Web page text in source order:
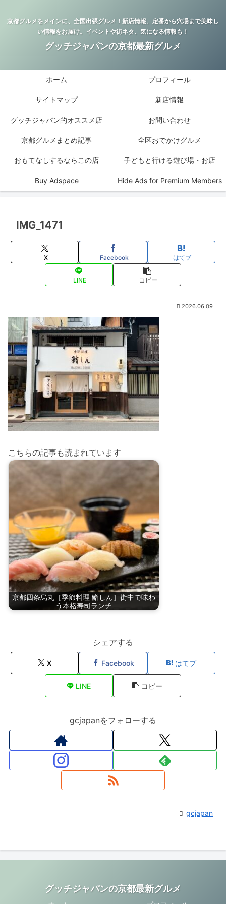
京都グルメをメインに、全国出張グルメ！新店情報、定番から穴場まで美味し
い情報をお届け。イベントや街ネタ、気になる情報も！
グッチジャパンの京都最新グルメ
ホーム プロフィール
サイトマップ 新店情報
グッチジャパン的オススメ店 お問い合わせ
京都グルメまとめ記事 全区おでかけグルメ
おもてなしするならこの店 子どもと行ける遊び場・お店
Buy Adspace Hide Ads for Premium Members
IMG_1471
X Facebook はてブ
LINE コピー
2026.06.09
こちらの記事も読まれています
京都四条烏丸［季節料理 鮨しん］街中で味わ
う本格寿司ランチ
シェアする
X Facebook はてブ
LINE コピー
gcjapanをフォローする
gcjapan
グッチジャパンの京都最新グルメ